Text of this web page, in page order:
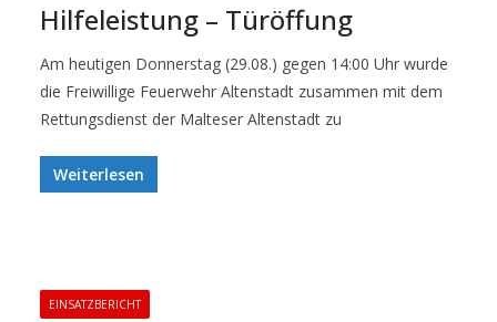
Hilfeleistung – Türöffung
Am heutigen Donnerstag (29.08.) gegen 14:00 Uhr wurde
die Freiwillige Feuerwehr Altenstadt zusammen mit dem
Rettungsdienst der Malteser Altenstadt zu
Weiterlesen
EINSATZBERICHT